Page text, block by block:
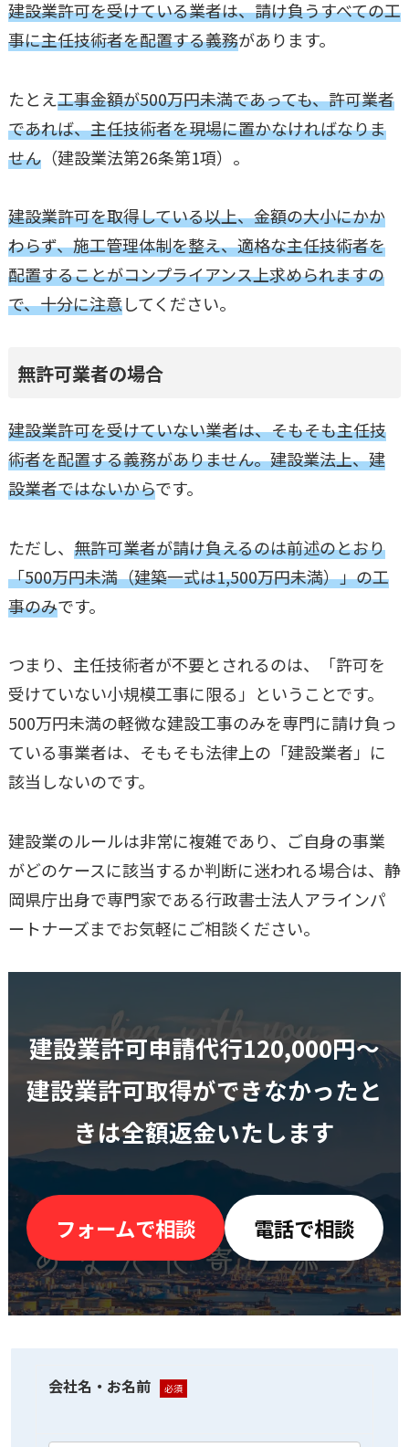
建設業許可を受けている業者は、請け負うすべての工
事に主任技術者を配置する義務があります。
たとえ工事金額が500万円未満であっても、許可業者
であれば、主任技術者を現場に置かなければなりま
せん （建設業法第26条第1項）。
建設業許可を取得している以上、金額の大小にかか
わらず、施工管理体制を整え、適格な主任技術者を
配置することがコンプライアンス上求められますの
で、十分に注意してください。
無許可業者の場合
建設業許可を受けていない業者は、そもそも主任技
術者を配置する義務がありません。建設業法上、建
設業者ではないからです。
ただし、 無許可業者が請け負えるのは前述のとおり
「500万円未満（建築一式は1,500万円未満）」の工
事のみです。
つまり、主任技術者が不要とされるのは、「許可を
受けていない小規模工事に限る」ということです。
500万円未満の軽微な建設工事のみを専門に請け負っ
ている事業者は、そもそも法律上の「建設業者」に
該当しないのです。
建設業のルールは非常に複雑であり、ご自身の事業
がどのケースに該当するか判断に迷われる場合は、静
岡県庁出身で専門家である行政書士法人アラインパ
ートナーズまでお気軽にご相談ください。
建設業許可申請代行120,000円〜
建設業許可取得ができなかったと
きは全額返金いたします
フォームで相談 電話で相談
会社名・お名前 必須